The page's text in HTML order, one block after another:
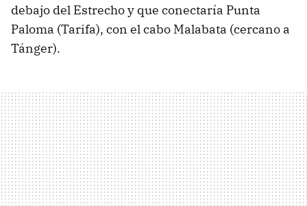
debajo del Estrecho y que conectaría Punta
Paloma (Tarifa), con el cabo Malabata (cercano a
Tánger).